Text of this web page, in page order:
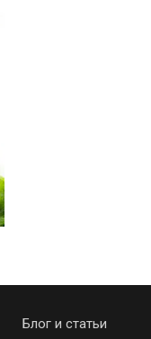
Блог и статьи